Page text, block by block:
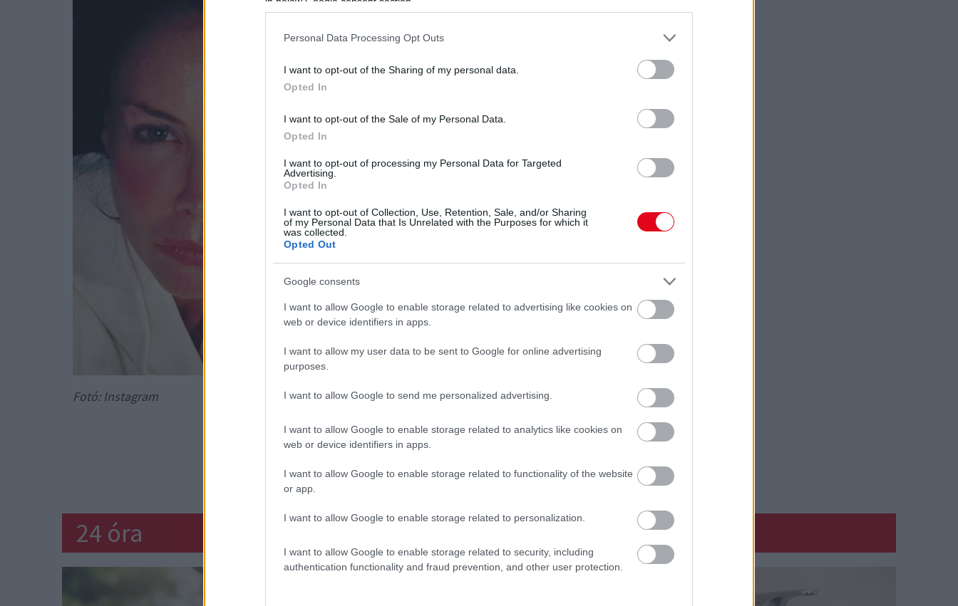
Personal Data Processing Opt Outs
I want to opt-out of the Sharing of my personal data.
Opted In
I want to opt-out of the Sale of my Personal Data.
Opted In
I want to opt-out of processing my Personal Data for Targeted
Advertising.
Opted In
I want to opt-out of Collection, Use, Retention, Sale, and/or Sharing
of my Personal Data that Is Unrelated with the Purposes for which it
was collected.
Opted Out
Google consents
I want to allow Google to enable storage related to advertising like cookies on
web or device identifiers in apps.
I want to allow my user data to be sent to Google for online advertising
purposes.
I want to allow Google to send me personalized advertising.
I want to allow Google to enable storage related to analytics like cookies on
web or device identifiers in apps.
I want to allow Google to enable storage related to functionality of the website
or app.
I want to allow Google to enable storage related to personalization.
I want to allow Google to enable storage related to security, including
authentication functionality and fraud prevention, and other user protection.
Fotó: Instagram
Lapozz a megfejtésért!
DAL ÉNEKES
24 óra